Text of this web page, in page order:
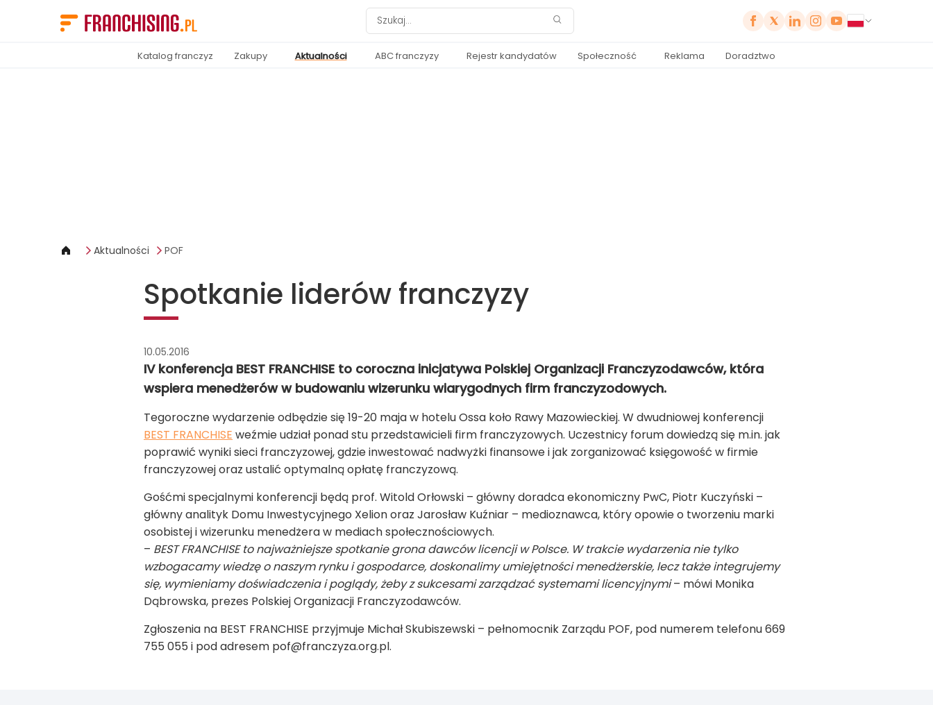
Katalog franczyz Zakupy Aktualności ABC franczyzy Rejestr kandydatów Społeczność Reklama Doradztwo
Aktualności POF
Spotkanie liderów franczyzy
10.05.2016
IV konferencja BEST FRANCHISE to coroczna inicjatywa Polskiej Organizacji Franczyzodawców, która
wspiera menedżerów w budowaniu wizerunku wiarygodnych firm franczyzodowych.
Tegoroczne wydarzenie odbędzie się 19-20 maja w hotelu Ossa koło Rawy Mazowieckiej. W dwudniowej konferencji
BEST FRANCHISE weźmie udział ponad stu przedstawicieli firm franczyzowych. Uczestnicy forum dowiedzą się m.in. jak
poprawić wyniki sieci franczyzowej, gdzie inwestować nadwyżki finansowe i jak zorganizować księgowość w firmie
franczyzowej oraz ustalić optymalną opłatę franczyzową.
Gośćmi specjalnymi konferencji będą prof. Witold Orłowski – główny doradca ekonomiczny PwC, Piotr Kuczyński –
główny analityk Domu Inwestycyjnego Xelion oraz Jarosław Kuźniar – medioznawca, który opowie o tworzeniu marki
osobistej i wizerunku menedżera w mediach społecznościowych.
– BEST FRANCHISE to najważniejsze spotkanie grona dawców licencji w Polsce. W trakcie wydarzenia nie tylko
wzbogacamy wiedzę o naszym rynku i gospodarce, doskonalimy umiejętności menedżerskie, lecz także integrujemy
się, wymieniamy doświadczenia i poglądy, żeby z sukcesami zarządzać systemami licencyjnymi– mówi Monika
Dąbrowska, prezes Polskiej Organizacji Franczyzodawców.
Zgłoszenia na BEST FRANCHISE przyjmuje Michał Skubiszewski – pełnomocnik Zarządu POF, pod numerem telefonu 669
755 055 i pod adresem pof@franczyza.org.pl.